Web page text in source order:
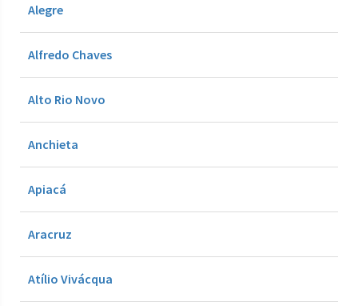
Alegre
Alfredo Chaves
Alto Rio Novo
Anchieta
Apiacá
Aracruz
Atílio Vivácqua